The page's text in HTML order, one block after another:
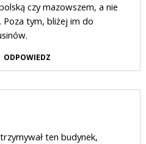
czy mazowszem, a nie
Poza tym, bliżej im do
ODPOWIEDZ
ten budynek,